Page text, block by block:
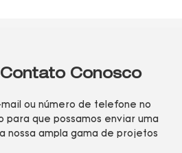
Conosco
ou número de telefone no
para que possamos enviar uma
nossa ampla gama de projetos